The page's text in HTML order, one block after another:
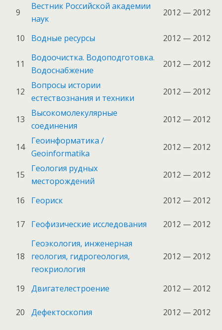
9
Вестник Российской академии
наук
2012 — 2012
10 Водные ресурсы 2012 — 2012
11
Водоочистка. Водоподготовка.
Водоснабжение
2012 — 2012
12
Вопросы истории
естествознания и техники
2012 — 2012
13
Высокомолекулярные
соединения
2012 — 2012
14
Геоинформатика /
Geoinformatika
2012 — 2012
15
Геология рудных
месторождений
2012 — 2012
16 Геориск 2012 — 2012
17 Геофизические исследования 2012 — 2012
18
Геоэкология, инженерная
геология, гидрогеология,
геокриология
2012 — 2012
19 Двигателестроение 2012 — 2012
20 Дефектоскопия 2012 — 2012